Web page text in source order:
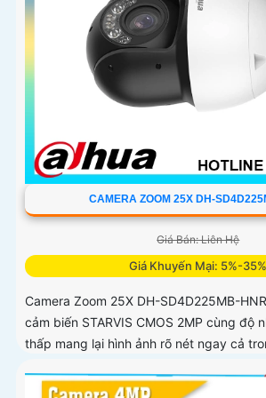
CAMERA ZOOM 25X DH-
Giá Bán: Liên Hệ
Giá Khuyến Mại: 5%-35%
Camera Zoom 25X DH-SD4D225MB-
cảm biến STARVIS CMOS 2MP cùng độ
thấp mang lại hình ảnh rõ nét ngay cả
kép thông minh với tầm xa hồng ngoại